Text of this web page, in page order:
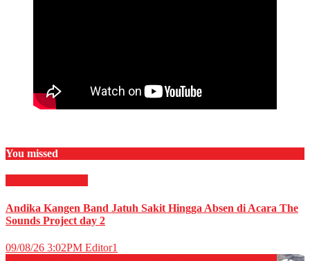
You missed
Andika Kangen Band Jatuh Sakit Hingga Absen di Acara The
Sounds Project day 2
09/08/26 3:02PM Editor1